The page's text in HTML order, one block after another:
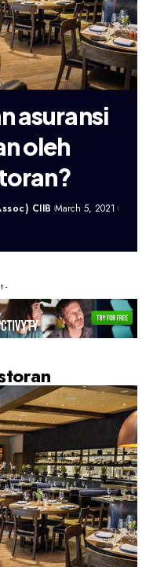
asuransi
oleh
CIIB March 5, 2021
-